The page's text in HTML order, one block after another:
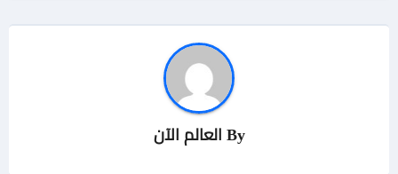
By العالم الآن